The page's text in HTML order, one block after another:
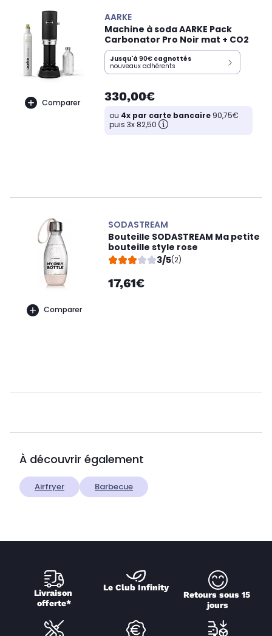
Comparer
AARKE
Machine à soda AARKE Pack
Carbonator Pro Noir mat + CO2
Jusqu'à 90€ cagnottés
nouveaux adhérents
330,00€
ou 4x par carte bancaire 90,75€
puis 3x 82,50
Comparer
SODASTREAM
Bouteille SODASTREAM Ma petite
bouteille style rose
3/5(2)
17,61€
À découvrir également
Airfryer Barbecue
Livraison
offerte*
Le Club Infinity
Retours sous 15
jours